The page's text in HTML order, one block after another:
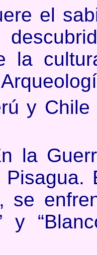
el
la
y
la
se
y